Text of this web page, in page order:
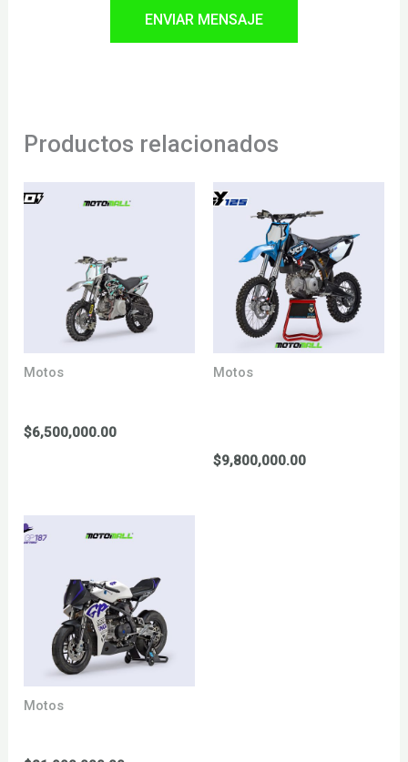
Productos relacionados
Motos
$6,500,000.00
Motos
$9,800,000.00
Motos